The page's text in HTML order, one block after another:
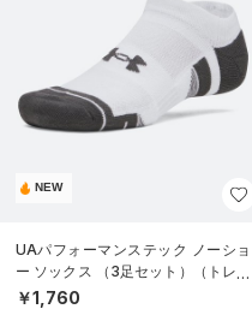
NEW
UAパフォーマンステック ノーショ
ー ソックス （3足セット）（トレー
ニング/UNISEX）
￥1,760